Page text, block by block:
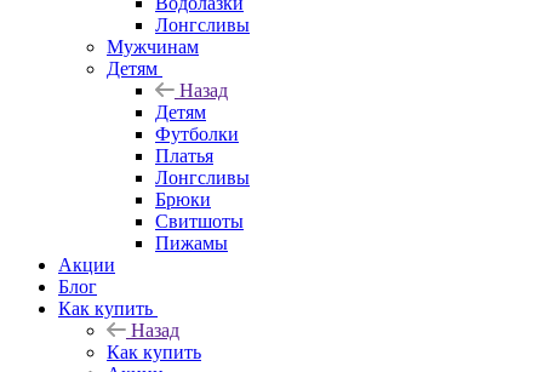
Лонгсливы
Мужчинам
Детям
Назад
Детям
Футболки
Платья
Лонгсливы
Брюки
Свитшоты
Пижамы
Акции
Блог
Как купить
Назад
Как купить